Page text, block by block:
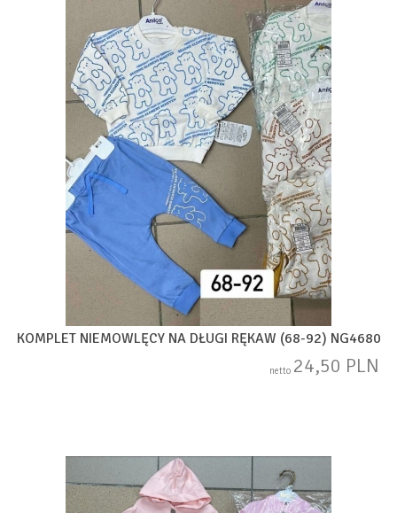
KOMPLET NIEMOWLĘCY NA DŁUGI RĘKAW (68-92) NG4680
netto 24,50 PLN